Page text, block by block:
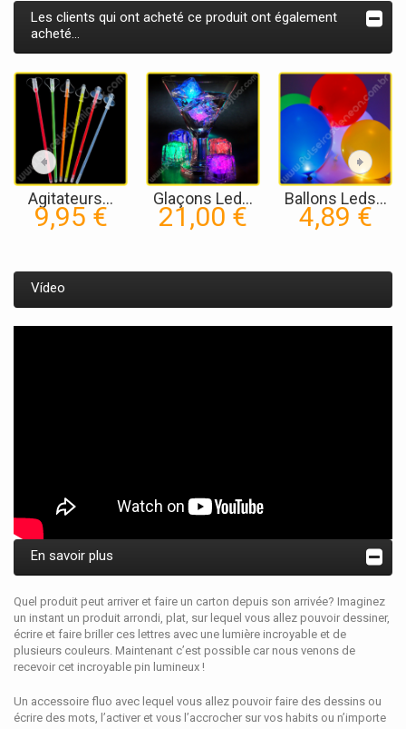
Les clients qui ont acheté ce produit ont également
acheté...
Agitateurs...
9,95 €
Glaçons Led...
21,00 €
Ballons Leds...
4,89 €
Vídeo
En savoir plus
Quel produit peut arriver et faire un carton depuis son arrivée? Imaginez
un instant un produit arrondi, plat, sur lequel vous allez pouvoir dessiner,
écrire et faire briller ces lettres avec une lumière incroyable et de
plusieurs couleurs. Maintenant c’est possible car nous venons de
recevoir cet incroyable pin lumineux !
Un accessoire fluo avec lequel vous allez pouvoir faire des dessins ou
écrire des mots, l’activer et vous l’accrocher sur vos habits ou n’importe